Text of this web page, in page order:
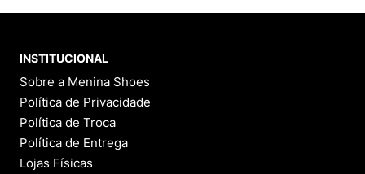
INSTITUCIONAL
Sobre a Menina Shoes
Política de Privacidade
Política de Troca
Política de Entrega
Lojas Físicas